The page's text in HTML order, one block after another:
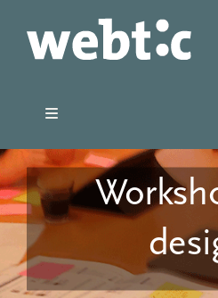
naar
inhoud
Toggle
Home
Portfolio
Over